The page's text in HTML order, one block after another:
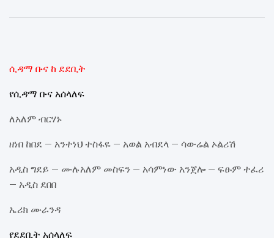
ሲዳማ ቡና ከ ደደቢት
የሲዳማ ቡና አሰላለፍ
ለአለም ብርሃኑ
ዘነበ ከበደ – አንተነህ ተስፋዬ – አወል አብደላ – ሳውሬል ኦልሪሽ
አዲስ ግደይ – ሙሉአለም መስፍን – አሳምነው አንጀሎ – ፍፁም ተፈሪ
– አዲስ ደበበ
ኤሪክ ሙራንዳ
የደደቢት አሰላለፍ